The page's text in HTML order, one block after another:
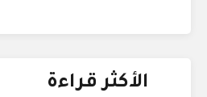
الأكثر قراءة